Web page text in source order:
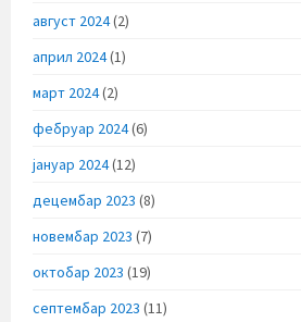
август 2024(2)
април 2024(1)
март 2024(2)
фебруар 2024(6)
јануар 2024(12)
децембар 2023 (8)
новембар 2023 (7)
октобар 2023 (19)
септембар 2023 (11)